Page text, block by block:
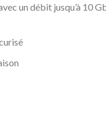
un débit jusqu’à 10